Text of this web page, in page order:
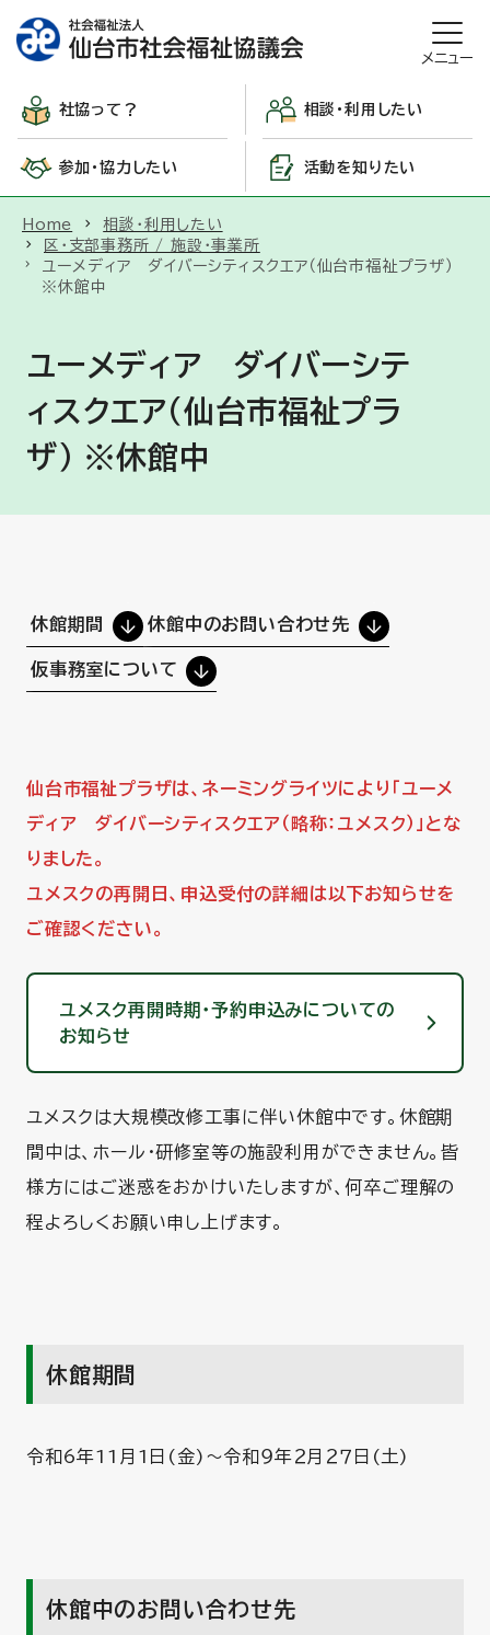
メニュー
社協って？ 相談・利用したい
参加・協力したい 活動を知りたい
Home
相談・利用したい
区・支部事務所 / 施設・事業所
ユーメディア ダイバーシティスクエア（仙台市福祉プラザ）
※休館中
ユーメディア ダイバーシテ
ィスクエア（仙台市福祉プラ
ザ） ※休館中
休館期間 休館中のお問い合わせ先
仮事務室について
仙台市福祉プラザは、ネーミングライツにより「ユーメ
ディア ダイバーシティスクエア（略称：ユメスク）」とな
りました。
ユメスクの再開日、申込受付の詳細は以下お知らせを
ご確認ください。
ユメスク再開時期・予約申込みについての
お知らせ
ユメスクは大規模改修工事に伴い休館中です。休館期
間中は、ホール・研修室等の施設利用ができません。皆
様方にはご迷惑をおかけいたしますが、何卒ご理解の
程よろしくお願い申し上げます。
休館期間
令和6年11月1日(金)～令和９年２月２７日(土)
休館中のお問い合わせ先